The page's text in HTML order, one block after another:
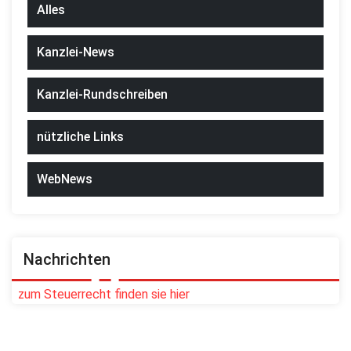
Alles
Kanzlei-News
Kanzlei-Rundschreiben
nützliche Links
WebNews
Nachrichten
zum Steuerrecht finden sie hier